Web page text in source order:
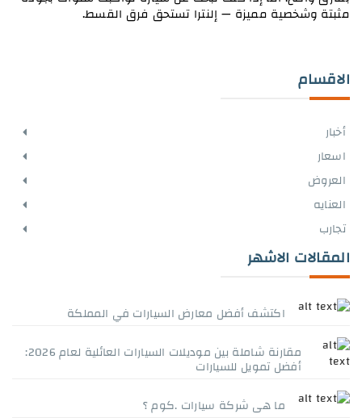
مثبتة وشخصية مميزة — إلنترا تستحق فرق القسط.
الاقسام
أخبار
اسعار
العروض
العنايه
تجارب
المقالات الاشهر
اكتشف أفضل معارض السيارات في المملكة
مقارنة شاملة بين موديلات السيارات العائلية لعام 2026:
أفضل تمويل للسيارات
ما هى شركة سيارات .كوم ؟